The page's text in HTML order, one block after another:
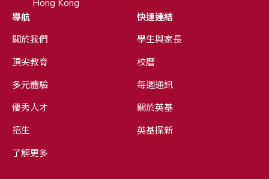
Hong Kong
導航
關於我們
頂尖教育
多元體驗
優秀人才
招生
了解更多
快速連結
學生與家長
校曆
每週通訊
關於英基
英基探新